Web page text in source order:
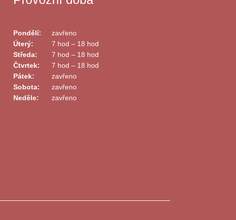
Pondělí:
zavřeno
Úterý:
7 hod – 18 hod
Středa:
7 hod – 18 hod
Čtvrtek:
7 hod – 18 hod
Pátek:
zavřeno
Sobota:
zavřeno
Neděle:
zavřeno